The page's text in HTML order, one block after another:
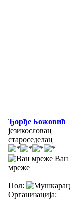
Ђорђе Божовић
језикословац
староседелац
Ван
мреже
Пол:
Организација: